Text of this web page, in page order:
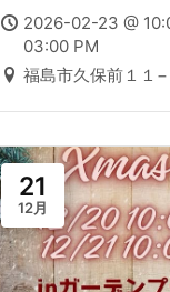
2026-02-23 @
03:00 PM
福島市久保前１１
21
12月